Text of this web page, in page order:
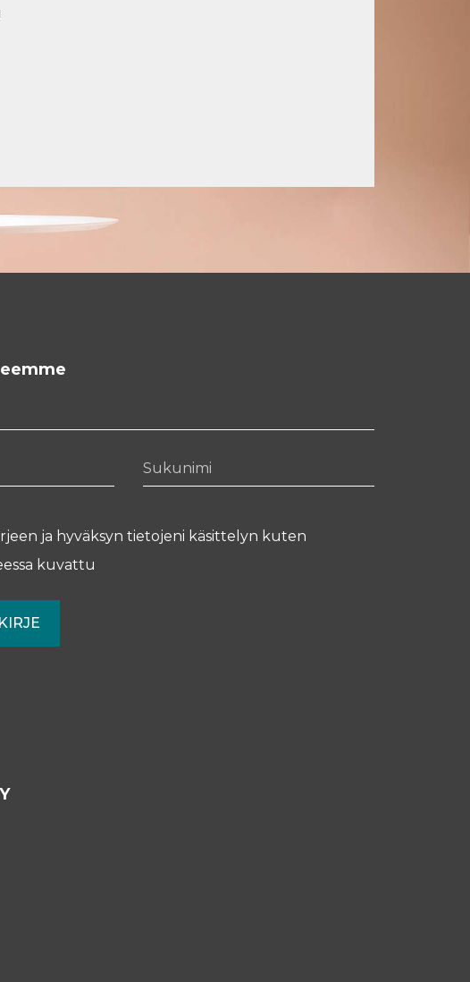
ja hyväksyn tietojeni käsittelyn kuten
kuvattu